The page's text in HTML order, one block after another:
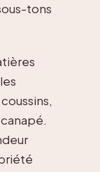
tons